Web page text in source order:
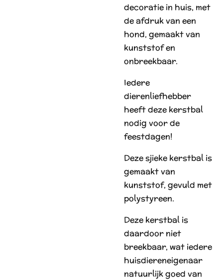
decoratie in huis, met
de afdruk van een
hond, gemaakt van
kunststof en
onbreekbaar.
Iedere
dierenliefhebber
heeft deze kerstbal
nodig voor de
feestdagen!
Deze sjieke kerstbal is
gemaakt van
kunststof, gevuld met
polystyreen.
Deze kerstbal is
daardoor niet
breekbaar, wat iedere
huisdiereneigenaar
natuurlijk goed van